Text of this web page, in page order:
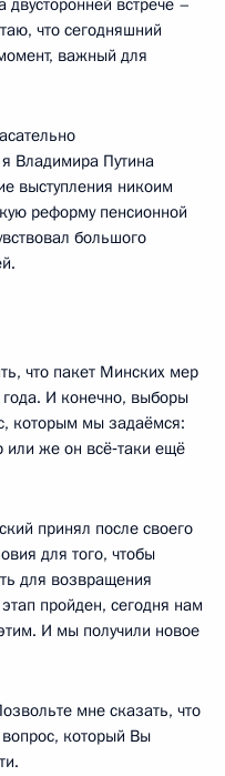
что сегодняшний
важный для
Владимира Путина
выступления никоим
реформу пенсионной
большого
что пакет Минских мер
И конечно, выборы
которым мы задаёмся:
же он всё‑таки ещё
принял после своего
для того, чтобы
для возвращения
пройден, сегодня нам
И мы получили новое
мне сказать, что
который Вы